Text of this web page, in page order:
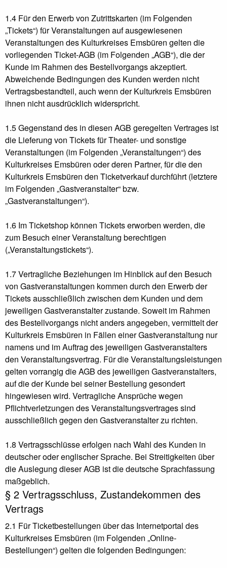
1.4 Für den Erwerb von Zutrittskarten (im Folgenden
„Tickets“) für Veranstaltungen auf ausgewiesenen
Veranstaltungen des Kulturkreises Emsbüren gelten die
vorliegenden Ticket-AGB (im Folgenden „AGB“), die der
Kunde im Rahmen des Bestellvorgangs akzeptiert.
Abweichende Bedingungen des Kunden werden nicht
Vertragsbestandteil, auch wenn der Kulturkreis Emsbüren
ihnen nicht ausdrücklich widerspricht.
1.5 Gegenstand des in diesen AGB geregelten Vertrages ist
die Lieferung von Tickets für Theater- und sonstige
Veranstaltungen (im Folgenden „Veranstaltungen“) des
Kulturkreises Emsbüren oder deren Partner, für die den
Kulturkreis Emsbüren den Ticketverkauf durchführt (letztere
im Folgenden „Gastveranstalter“ bzw.
„Gastveranstaltungen“).
1.6 Im Ticketshop können Tickets erworben werden, die
zum Besuch einer Veranstaltung berechtigen
(„Veranstaltungstickets“).
1.7 Vertragliche Beziehungen im Hinblick auf den Besuch
von Gastveranstaltungen kommen durch den Erwerb der
Tickets ausschließlich zwischen dem Kunden und dem
jeweiligen Gastveranstalter zustande. Soweit im Rahmen
des Bestellvorgangs nicht anders angegeben, vermittelt der
Kulturkreis Emsbüren in Fällen einer Gastveranstaltung nur
namens und im Auftrag des jeweiligen Gastveranstalters
den Veranstaltungsvertrag. Für die Veranstaltungsleistungen
gelten vorrangig die AGB des jeweiligen Gastveranstalters,
auf die der Kunde bei seiner Bestellung gesondert
hingewiesen wird. Vertragliche Ansprüche wegen
Pflichtverletzungen des Veranstaltungsvertrages sind
ausschließlich gegen den Gastveranstalter zu richten.
1.8 Vertragsschlüsse erfolgen nach Wahl des Kunden in
deutscher oder englischer Sprache. Bei Streitigkeiten über
die Auslegung dieser AGB ist die deutsche Sprachfassung
maßgeblich.
§ 2 Vertragsschluss, Zustandekommen des
Vertrags
2.1 Für Ticketbestellungen über das Internetportal des
Kulturkreises Emsbüren (im Folgenden „Online-
Bestellungen“) gelten die folgenden Bedingungen: